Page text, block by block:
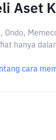
Aset
Ondo,
hanya
cara